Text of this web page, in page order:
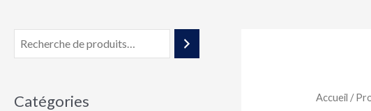
Catégories Accueil /